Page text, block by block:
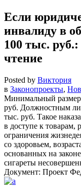
Если
инвалиду в
100 тыс.
чтение
Posted by Виктория
в Законопроекты,
Минимальный размер
руб. Должностным
тыс. руб. Такое
в доступе к товарам,
ограничения
со здоровьем,
основанных на
сигареты
Документ: Проект